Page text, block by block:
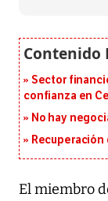
Sector
confianza en
No hay
Recuperación
El miembro